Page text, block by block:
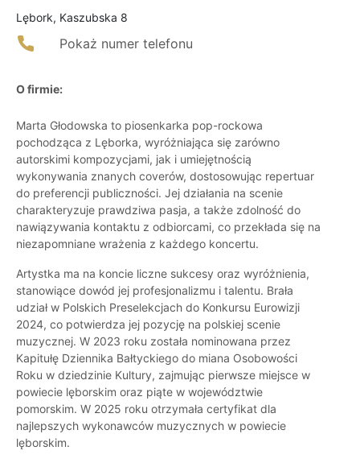
Lębork, Kaszubska 8
Pokaż numer telefonu
O firmie:
Marta Głodowska to piosenkarka pop-rockowa
pochodząca z Lęborka, wyróżniająca się zarówno
autorskimi kompozycjami, jak i umiejętnością
wykonywania znanych coverów, dostosowując repertuar
do preferencji publiczności. Jej działania na scenie
charakteryzuje prawdziwa pasja, a także zdolność do
nawiązywania kontaktu z odbiorcami, co przekłada się na
niezapomniane wrażenia z każdego koncertu.
Artystka ma na koncie liczne sukcesy oraz wyróżnienia,
stanowiące dowód jej profesjonalizmu i talentu. Brała
udział w Polskich Preselekcjach do Konkursu Eurowizji
2024, co potwierdza jej pozycję na polskiej scenie
muzycznej. W 2023 roku została nominowana przez
Kapitułę Dziennika Bałtyckiego do miana Osobowości
Roku w dziedzinie Kultury, zajmując pierwsze miejsce w
powiecie lęborskim oraz piąte w województwie
pomorskim. W 2025 roku otrzymała certyfikat dla
najlepszych wykonawców muzycznych w powiecie
lęborskim.